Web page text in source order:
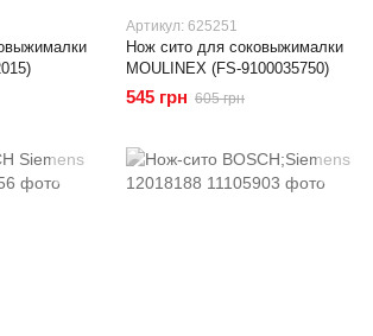
Артикул: 625251
Нож сито для соковыжималки
MOULINEX (FS-9100035750)
545 грн 605 грн